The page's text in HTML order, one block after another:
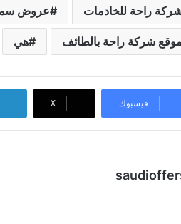
راحة للخادمات عروض
موقع شركة راحة بالطائف هي
فيسبوك X